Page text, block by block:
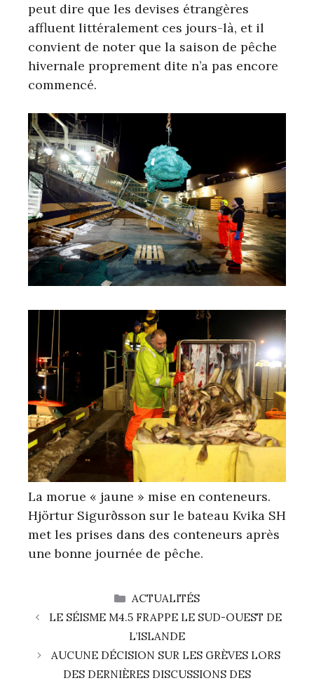
peut dire que les devises étrangères
affluent littéralement ces jours-là, et il
convient de noter que la saison de pêche
hivernale proprement dite n’a pas encore
commencé.
La morue « jaune » mise en conteneurs.
Hjörtur Sigurðsson sur le bateau Kvika SH
met les prises dans des conteneurs après
une bonne journée de pêche.
CATÉGORIES
ACTUALITÉS
LE SÉISME M4.5 FRAPPE LE SUD-OUEST DE
L’ISLANDE
AUCUNE DÉCISION SUR LES GRÈVES LORS
DES DERNIÈRES DISCUSSIONS DES